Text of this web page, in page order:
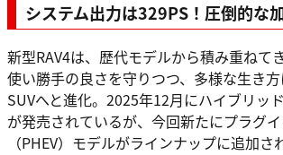
システム出力は329PS！圧倒的な
新型RAV4は、歴代モデルから積み重ねて
使い勝手の良さを守りつつ、多様な生き
SUVへと進化。2025年12月にハイブリッ
が発売されているが、今回新たにプラグ
（PHEV）モデルがラインナップに追加さ